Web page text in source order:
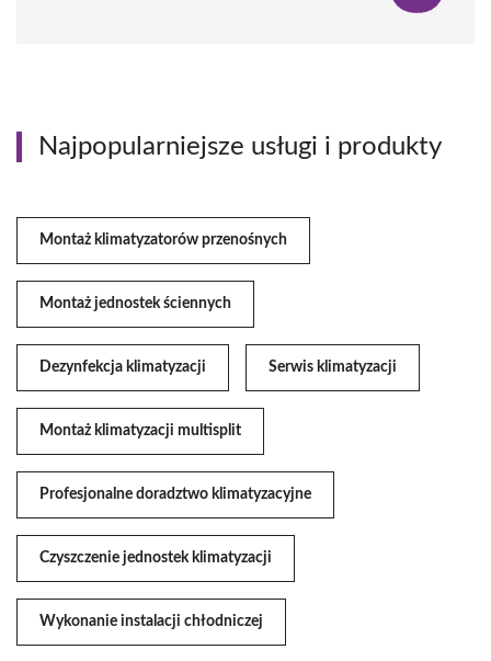
Najpopularniejsze usługi i produkty
Montaż klimatyzatorów przenośnych
Montaż jednostek ściennych
Dezynfekcja klimatyzacji Serwis klimatyzacji
Montaż klimatyzacji multisplit
Profesjonalne doradztwo klimatyzacyjne
Czyszczenie jednostek klimatyzacji
Wykonanie instalacji chłodniczej